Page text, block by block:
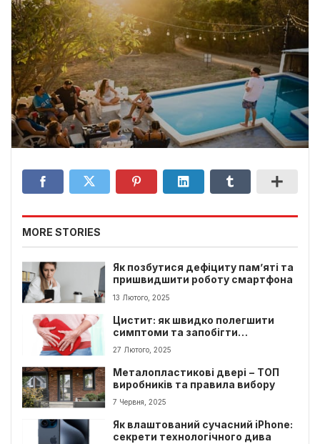
MORE STORIES
Як позбутися дефіциту пам’яті та
пришвидшити роботу смартфона
13 Лютого, 2025
Цистит: як швидко полегшити
симптоми та запобігти
ускладненням
27 Лютого, 2025
Металопластикові двері − ТОП
виробників та правила вибору
7 Червня, 2025
Як влаштований сучасний iPhone:
секрети технологічного дива